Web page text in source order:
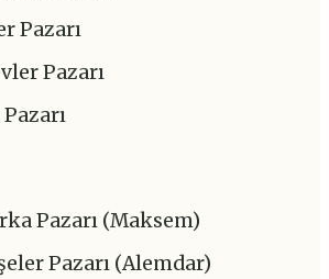
Pazarı
Pazarı
Pazarı (Maksem)
Pazarı (Alemdar)